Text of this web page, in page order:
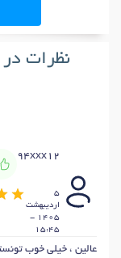
نظرات
94xxx12
5
ارديبهشت
1405 -
15:45
عالین ، خیلی خوب